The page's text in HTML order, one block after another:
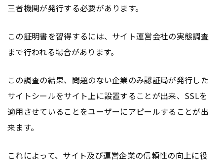
三者機関が発行する必要があります。
この証明書を習得するには、サイト運営会社の実態調査
まで行われる場合があります。
この調査の結果、問題のない企業のみ認証局が発行した
サイトシールをサイト上に設置することが出来、SSLを
適用させていることをユーザーにアピールすることが出
来ます。
これによって、サイト及び運営企業の信頼性の向上に役